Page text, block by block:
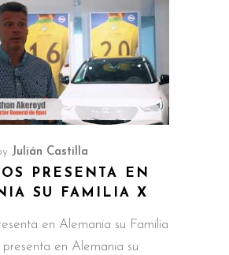
Julián Castilla
PRESENTA EN
SU FAMILIA X
en Alemania su Familia
en Alemania su